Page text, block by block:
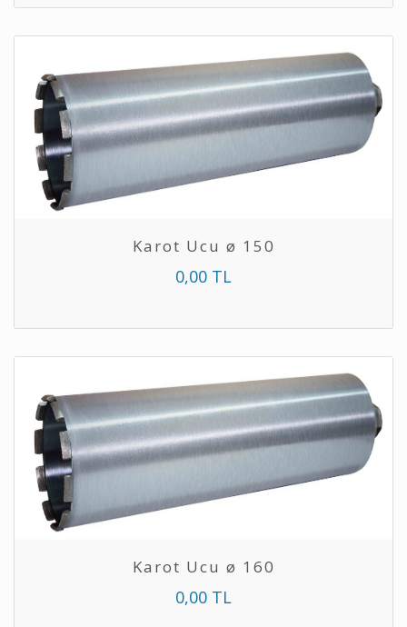
Karot Ucu ø 150
0,00 TL
Karot Ucu ø 160
0,00 TL